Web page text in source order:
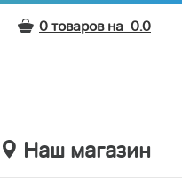
0 товаров на 0.0
Наш магазин